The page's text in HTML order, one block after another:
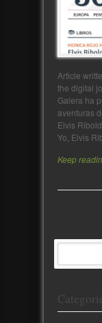
Article
the digital
Galera ha
aventuras
Elvis
Yo, Elvis
Keep